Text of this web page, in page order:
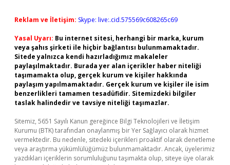
Reklam ve İletişim: Skype: live:.cid.575569c608265c69
Yasal Uyarı: Bu internet sitesi, herhangi bir marka, kurum
veya şahıs şirketi ile hiçbir bağlantısı bulunmamaktadır.
Sitede yalnızca kendi hazırladığımız makaleler
paylaşılmaktadır. Burada yer alan içerikler haber niteliği
taşımamakta olup, gerçek kurum ve kişiler hakkında
paylaşım yapılmamaktadır. Gerçek kurum ve kişiler ile isim
benzerlikleri tamamen tesadüfidir. Sitemizdeki bilgiler
taslak halindedir ve tavsiye niteliği taşımazlar.
Sitemiz, 5651 Sayılı Kanun gereğince Bilgi Teknolojileri ve İletişim
Kurumu (BTK) tarafından onaylanmış bir Yer Sağlayıcı olarak hizmet
vermektedir. Bu nedenle, sitedeki içerikleri proaktif olarak denetleme
veya araştırma yükümlülüğümüz bulunmamaktadır. Ancak, üyelerimiz
yazdıkları içeriklerin sorumluluğunu taşımakta olup, siteye üye olarak